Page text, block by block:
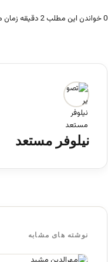
0خواندن این مطلب 2 دقیقه زمان میبرد
نیلوفر مستعد
نوشته های مشابه